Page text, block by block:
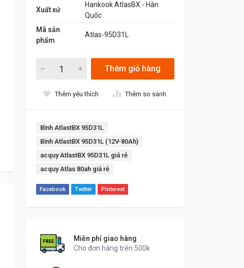
Xuất xứ
Hankook AtlasBX - Hàn
Quốc
Mã sản
phẩm
Atlas-95D31L
Thêm giỏ hàng
Thêm yêu thích Thêm so sánh
Bình AtlastBX 95D31L
Bình AtlastBX 95D31L (12V-80Ah)
acquy AtlastBX 95D31L giá rẻ
acquy Atlas 80ah giá rẻ
Facebook Twitter Pinterest
Miễn phí giao hàng
Cho đơn hàng trên 500k